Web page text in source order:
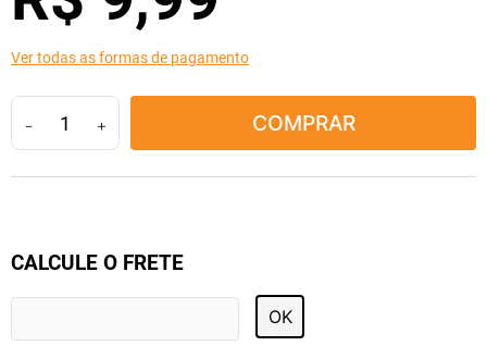
Ver todas as formas de pagamento
＋
－ COMPRAR
CALCULE O FRETE
OK
10
tadalafila